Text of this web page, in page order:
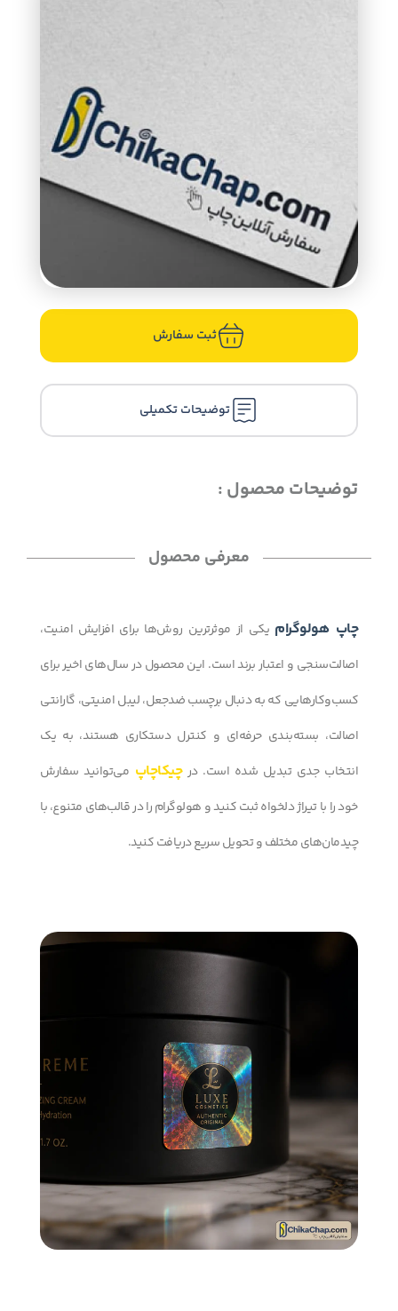
توضیحات محصول :
ثبت سفارش
توضیحات تکمیلی
معرفی محصول
چاپ هولوگرام یکی از موثرترین روش‌ها برای افزایش امنیت،
اصالت‌سنجی و اعتبار برند است. این محصول در سال‌های اخیر برای
کسب‌وکارهایی که به دنبال برچسب ضدجعل، لیبل امنیتی، گارانتی
اصالت، بسته‌بندی حرفه‌ای و کنترل دستکاری هستند، به یک
انتخاب جدی تبدیل شده است. درچیکاچاپ می‌توانید سفارش
خود را با تیراژ دلخواه ثبت کنید و هولوگرام را در قالب‌های متنوع، با
چیدمان‌های مختلف و تحویل سریع دریافت کنید.